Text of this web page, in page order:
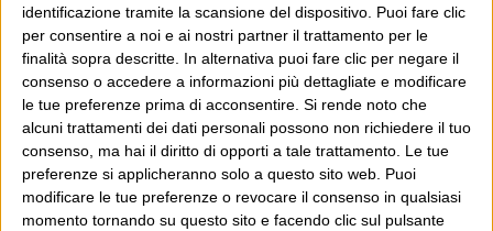
identificazione tramite la scansione del dispositivo. Puoi fare clic
per consentire a noi e ai nostri partner il trattamento per le
finalità sopra descritte. In alternativa puoi fare clic per negare il
consenso o accedere a informazioni più dettagliate e modificare
le tue preferenze prima di acconsentire. Si rende noto che
alcuni trattamenti dei dati personali possono non richiedere il tuo
consenso, ma hai il diritto di opporti a tale trattamento. Le tue
preferenze si applicheranno solo a questo sito web. Puoi
modificare le tue preferenze o revocare il consenso in qualsiasi
momento tornando su questo sito e facendo clic sul pulsante
E per i regali di Natale